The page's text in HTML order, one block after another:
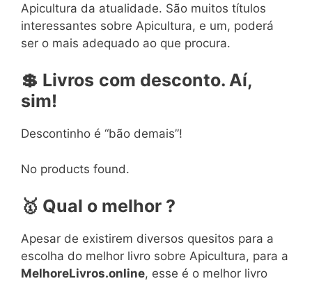
Apicultura da atualidade. São muitos títulos
interessantes sobre Apicultura, e um, poderá
ser o mais adequado ao que procura.
💲 Livros com desconto. Aí,
sim!
Descontinho é “bão demais”!
No products found.
🥇 Qual o melhor ?
Apesar de existirem diversos quesitos para a
escolha do melhor livro sobre Apicultura, para a
MelhoreLivros.online, esse é o melhor livro